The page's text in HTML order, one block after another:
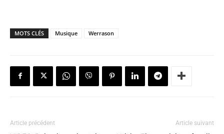
MOTS CLÉS Musique Werrason
Article précédent Article suivant